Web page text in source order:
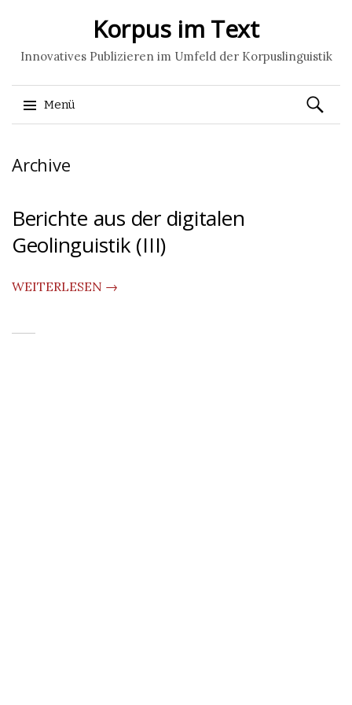
Korpus im Text
Innovatives Publizieren im Umfeld der Korpuslinguistik
Menü
zum
Suchen
nach:
Archive
Berichte aus der digitalen
Geolinguistik (III)
WEITERLESEN →